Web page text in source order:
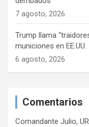
7 agosto, 2026
Trump llama
municiones en EE.UU.
6 agosto, 2026
Comentarios
Comandante Julio,